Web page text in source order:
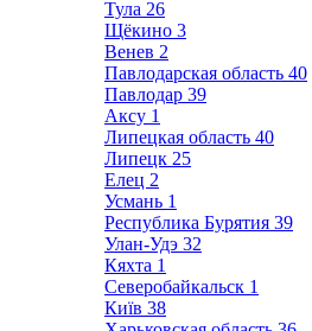
Тула 26
Щёкино 3
Венев 2
Павлодарская область 40
Павлодар 39
Аксу 1
Липецкая область 40
Липецк 25
Елец 2
Усмань 1
Республика Бурятия 39
Улан-Удэ 32
Кяхта 1
Северобайкальск 1
Київ 38